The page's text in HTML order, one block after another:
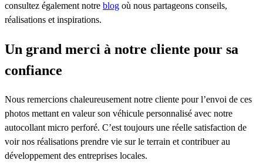
consultez également notre blog où nous partageons conseils,
réalisations et inspirations.
Un grand merci à notre cliente pour sa
confiance
Nous remercions chaleureusement notre cliente pour l’envoi de ces
photos mettant en valeur son véhicule personnalisé avec notre
autocollant micro perforé. C’est toujours une réelle satisfaction de
voir nos réalisations prendre vie sur le terrain et contribuer au
développement des entreprises locales.